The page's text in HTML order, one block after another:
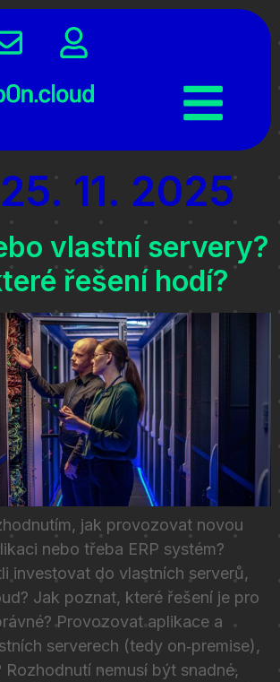
25. 11. 2025
vlastní servery?
řešení hodí?
jak provozovat novou
nebo třeba ERP systém?
investovat do vlastních serverů,
Jak poznat, které řešení je pro
Provozovat aplikace a
serverech (tedy on‑premise),
Rozhodnutí nemusí být snadné,